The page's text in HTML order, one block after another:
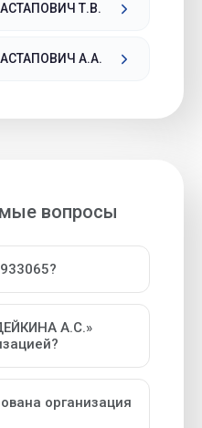
АСТАПОВИЧ Т.В.
АСТАПОВИЧ А.А.
вопросы
А.С.»
организация